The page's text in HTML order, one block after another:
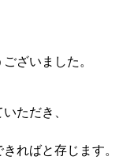
ざいました。
ただき、
ればと存じます。